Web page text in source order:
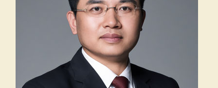
合同纠纷
征地拆迁
关于我们